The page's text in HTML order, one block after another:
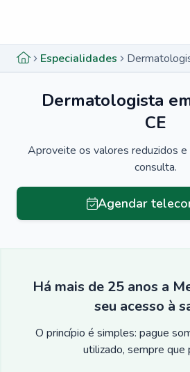
Especialidades
Dermatologista
CE
Aproveite os valores reduzidos e
consulta.
Agendar
Há mais de 25 anos a
seu acesso à
O princípio é simples: pague
utilizado, sempre que